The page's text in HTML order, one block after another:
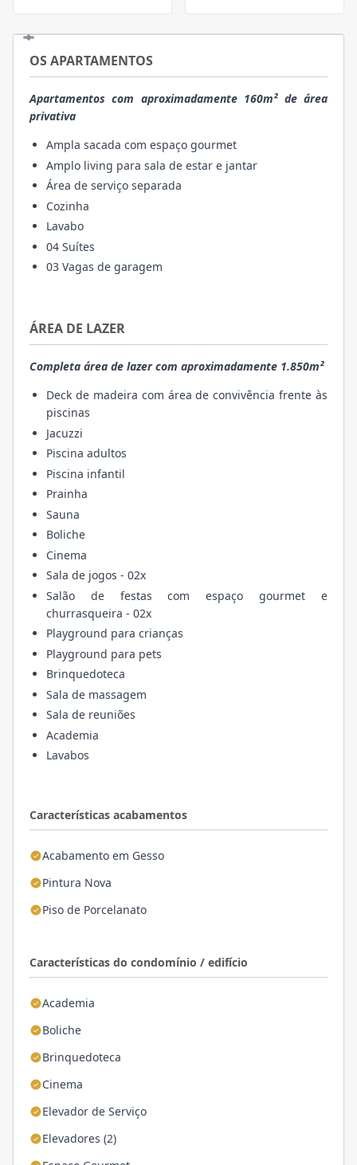
Características acabamentos
Acabamento em Gesso
Pintura Nova
Piso de Porcelanato
Características do condomínio / edifício
Academia
Boliche
Brinquedoteca
Cinema
Elevador de Serviço
Elevadores (2)
OS APARTAMENTOS
Apartamentos com aproximadamente 160m² de área
privativa
Ampla sacada com espaço gourmet
Amplo living para sala de estar e jantar
Área de serviço separada
Cozinha
Lavabo
04 Suítes
03 Vagas de garagem
ÁREA DE LAZER
Completa área de lazer com aproximadamente 1.850m²
Deck de madeira com área de convivência frente às
piscinas
Jacuzzi
Piscina adultos
Piscina infantil
Prainha
Sauna
Boliche
Cinema
Sala de jogos - 02x
Salão de festas com espaço gourmet e
churrasqueira - 02x
Playground para crianças
Playground para pets
Brinquedoteca
Sala de massagem
Sala de reuniões
Academia
Lavabos